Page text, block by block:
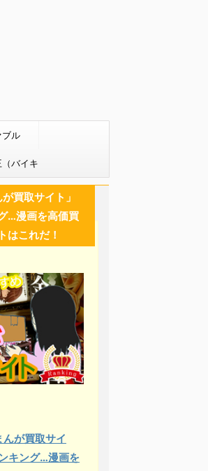
ル
バイキ
買取サイト」
…漫画を高価買
はこれだ！
んが買取サイ
キング…漫画を